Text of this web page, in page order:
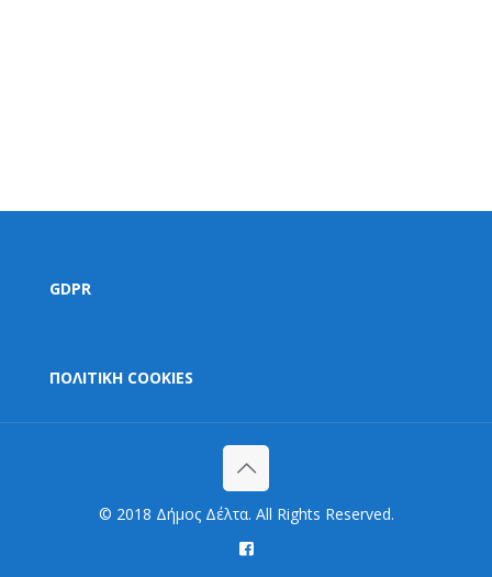
GDPR
ΠΟΛΙΤΙΚΗ COOKIES
© 2018 Δήμος Δέλτα. All Rights Reserved.